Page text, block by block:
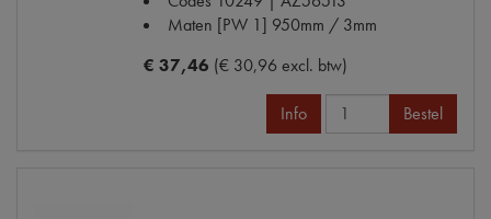
Maten [PW 1] 950mm / 3mm
€ 37,46 (€ 30,96 excl. btw)
Info Bestel